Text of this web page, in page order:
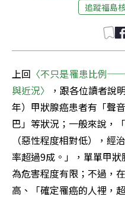
追蹤福島
上回 〈不只是罹患比例
與近況〉
，跟各位讀者說
年）甲狀腺癌患者有「聲
巴」等狀況；一般來說，「
（惡性程度相對低），經
率超過9成。」，單單甲
為危害程度有限；不過，
高、「確定罹癌的人裡，